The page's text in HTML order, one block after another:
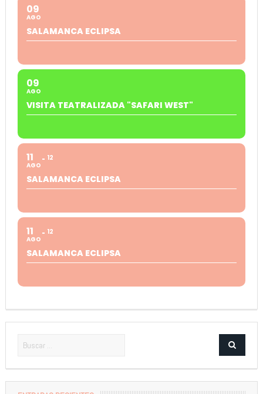
09
AGO
SALAMANCA ECLIPSA
09
AGO
VISITA TEATRALIZADA "SAFARI WEST"
11
AGO
12
SALAMANCA ECLIPSA
11
AGO
12
SALAMANCA ECLIPSA